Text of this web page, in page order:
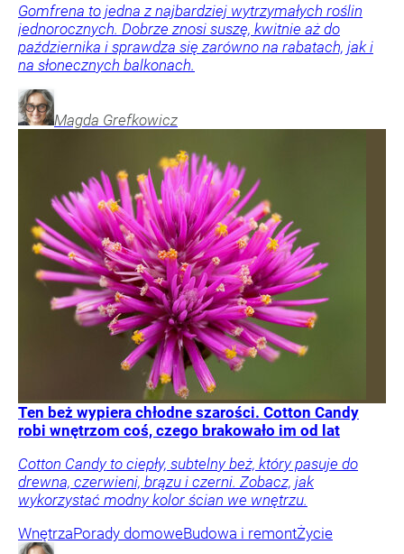
Gomfrena to jedna z najbardziej wytrzymałych roślin
jednorocznych. Dobrze znosi suszę, kwitnie aż do
października i sprawdza się zarówno na rabatach, jak i
na słonecznych balkonach.
Magda Grefkowicz
Ten beż wypiera chłodne szarości. Cotton Candy
robi wnętrzom coś, czego brakowało im od lat
Cotton Candy to ciepły, subtelny beż, który pasuje do
drewna, czerwieni, brązu i czerni. Zobacz, jak
wykorzystać modny kolor ścian we wnętrzu.
WnętrzaPorady domoweBudowa i remontŻycie